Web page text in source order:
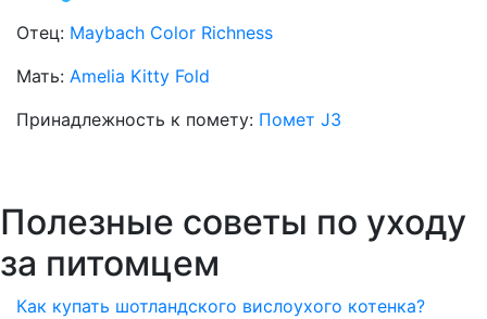
Отец: Maybach Color Richness
Мать: Amelia Kitty Fold
Принадлежность к помету: Помет J3
Полезные советы по уходу
за питомцем
Как купать шотландского вислоухого котенка?